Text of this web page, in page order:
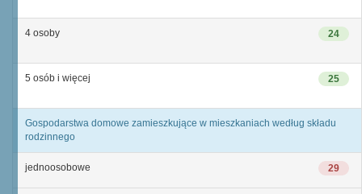
24
4 osoby
25
5 osób i więcej
Gospodarstwa domowe zamieszkujące w mieszkaniach według składu
rodzinnego
29
jednoosobowe